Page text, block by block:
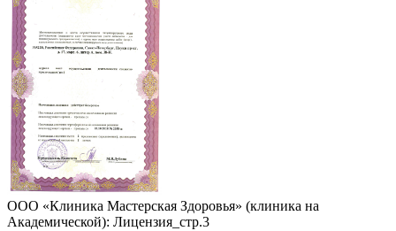
ООО «Клиника Мастерская Здоровья» (клиника на
Академической): Лицензия_стр.3